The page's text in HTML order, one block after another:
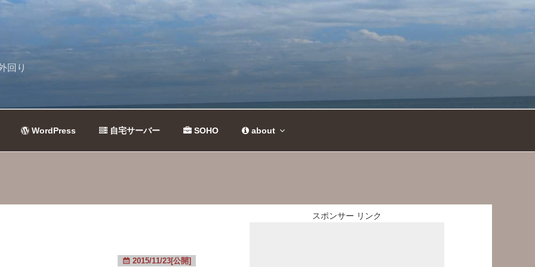
回り
WordPress 自宅サーバー SOHO about
2015/11/23[公開]
スポンサー リンク